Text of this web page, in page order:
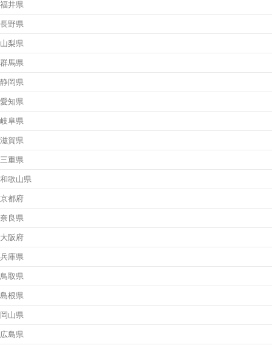
福井県
長野県
山梨県
群馬県
静岡県
愛知県
岐阜県
滋賀県
三重県
和歌山県
京都府
奈良県
大阪府
兵庫県
鳥取県
島根県
岡山県
広島県